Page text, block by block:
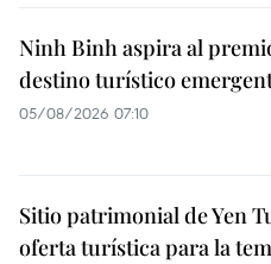
Ninh Binh aspira al
destino turístico
05/08/2026 07:10
Sitio patrimonial de Yen
oferta turística para la